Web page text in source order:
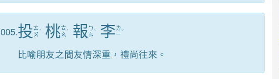
005.投ㄊ
ㄡ ˊ 桃ㄊ
ㄠ ˊ 報 ㄅ
ㄠˋ 李ㄌ
ㄧˇ
比喻朋友之間友情深重，禮尚往來。